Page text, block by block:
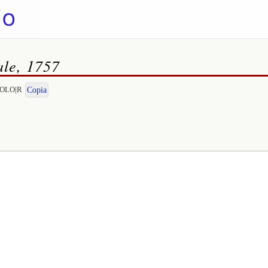
1757
Copia